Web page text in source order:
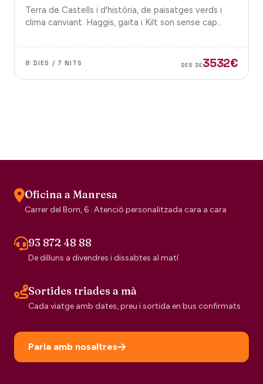
Terra de Castells i d'història, de paisatges verds i
clima canviant. Haggis, gaita i Kilt son sense cap
8 DIES / 7 NITS DES DE3532€
Oficina a Manresa
Carrer del Born, 6 · Atenció personalitzada cara a cara
93 872 48 88
De dilluns a divendres i dissabtes al matí
Sortides triades a mà
Cada viatge amb dates, preu i sortida en bus confirmats
Parla amb nosaltres